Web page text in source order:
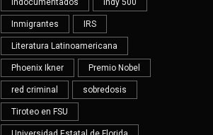
Indocumentados indy 500
Inmigrantes IRS
Literatura Latinoamericana
Phoenix Ikner Premio Nobel
red criminal sobredosis
Tiroteo en FSU